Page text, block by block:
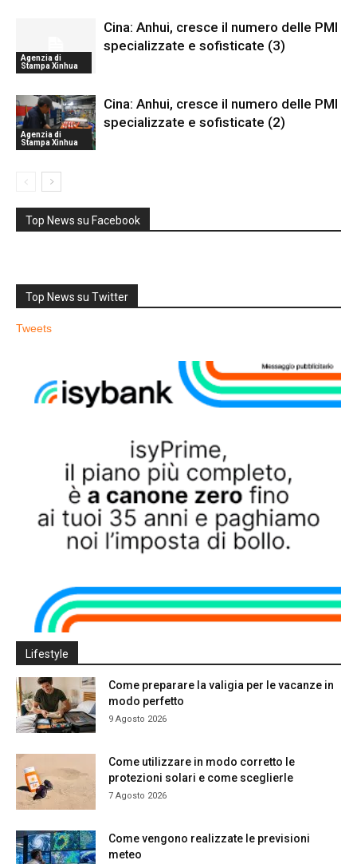
Agenzia di
Stampa Xinhua
Cina: Anhui, cresce il numero delle PMI
specializzate e sofisticate (3)
Agenzia di
Stampa Xinhua
Cina: Anhui, cresce il numero delle PMI
specializzate e sofisticate (2)
Top News su Facebook
Top News su Twitter
Tweets
Lifestyle
Come preparare la valigia per le vacanze in
modo perfetto
9 Agosto 2026
Come utilizzare in modo corretto le
protezioni solari e come sceglierle
7 Agosto 2026
Come vengono realizzate le previsioni
meteo